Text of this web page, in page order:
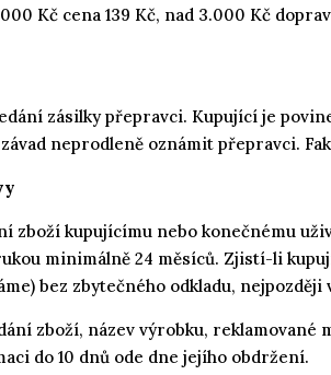
Kč cena 139 Kč, nad 3.000 Kč
zásilky přepravci. Kupující je
neprodleně oznámit přepravci.
zboží kupujícímu nebo konečnému
minimálně 24 měsíců. Zjistí-li
bez zbytečného odkladu, nejpozději
zboží, název výrobku,
do 10 dnů ode dne jejího obdržení.